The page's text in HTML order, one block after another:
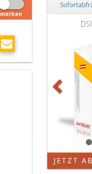
merken Zurück